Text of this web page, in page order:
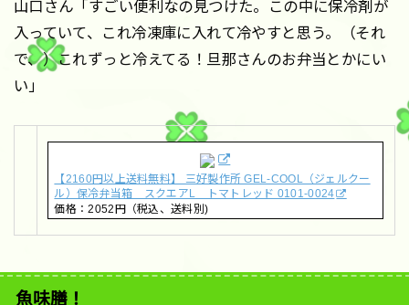
山口さん「すごい便利なの見つけた。この中に保冷剤が
入っていて、これ冷凍庫に入れて冷やすと思う。（それ
で、）これずっと冷えてる！旦那さんのお弁当とかにい
い」
【2160円以上送料無料】 三好製作所 GEL-COOL（ジェルクー
ル）保冷弁当箱 スクエアL トマトレッド 0101-0024
価格：2052円（税込、送料別)
魚味膳！